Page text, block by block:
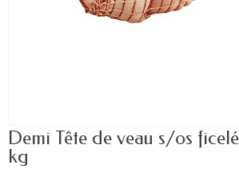
Demi Tête de veau s/os
kg